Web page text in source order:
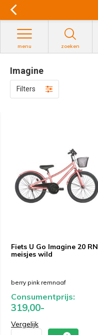
zoeken
menu
Imagine
Filters
Fiets U Go Imagine 20 RN
meisjes wild
berry pink remnaaf
Consumentprijs:
319,00-
Vergelijk